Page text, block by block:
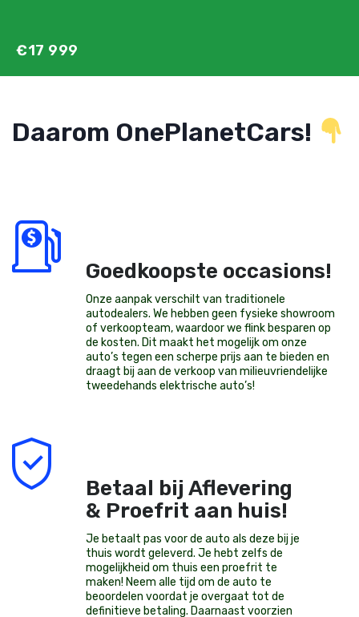
€12 780
Daarom OnePlanetCars!
Goedkoopste occasions!
Onze aanpak verschilt van traditionele
autodealers. We hebben geen fysieke showroom
of verkoopteam, waardoor we flink besparen op
de kosten. Dit maakt het mogelijk om onze
auto’s tegen een scherpe prijs aan te bieden en
draagt bij aan de verkoop van milieuvriendelijke
tweedehands elektrische auto’s!
Betaal bij Aflevering
& Proefrit aan huis!
Je betaalt pas voor de auto als deze bij je
thuis wordt geleverd. Je hebt zelfs de
mogelijkheid om thuis een proefrit te
maken! Neem alle tijd om de auto te
beoordelen voordat je overgaat tot de
definitieve betaling. Daarnaast voorzien